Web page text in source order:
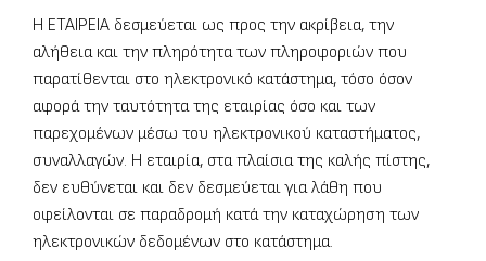
H ΕΤΑΙΡΕΙΑ δεσμεύεται ως προς την ακρίβεια, την
αλήθεια και την πληρότητα των πληροφοριών που
παρατίθενται στο ηλεκτρονικό κατάστημα, τόσο όσον
αφορά την ταυτότητα της εταιρίας όσο και των
παρεχομένων μέσω του ηλεκτρονικού καταστήματος,
συναλλαγών. Η εταιρία, στα πλαίσια της καλής πίστης,
δεν ευθύνεται και δεν δεσμεύεται για λάθη που
οφείλονται σε παραδρομή κατά την καταχώρηση των
ηλεκτρονικών δεδομένων στο κατάστημα.